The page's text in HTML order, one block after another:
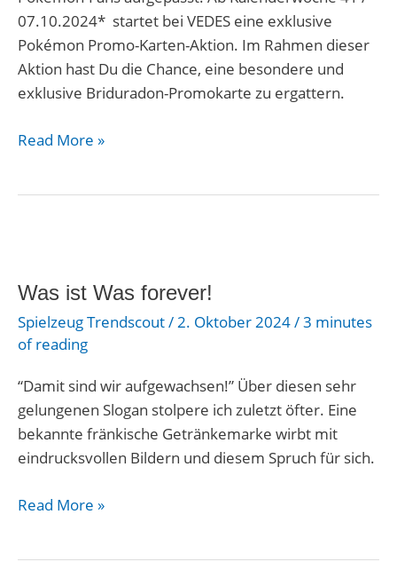
07.10.2024* startet bei VEDES eine exklusive
Pokémon Promo-Karten-Aktion. Im Rahmen dieser
Aktion hast Du die Chance, eine besondere und
exklusive Briduradon-Promokarte zu ergattern.
Read More »
Was ist Was forever!
Spielzeug Trendscout/2. Oktober 2024/3 minutes
of reading
“Damit sind wir aufgewachsen!” Über diesen sehr
gelungenen Slogan stolpere ich zuletzt öfter. Eine
bekannte fränkische Getränkemarke wirbt mit
eindrucksvollen Bildern und diesem Spruch für sich.
Was
forever!
Read More »